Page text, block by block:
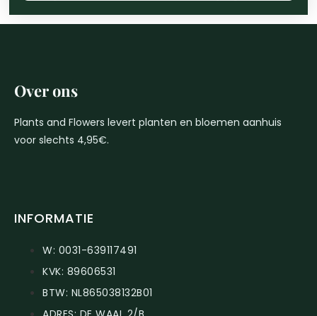
Over ons
Plants and Flowers levert planten en bloemen aanhuis
voor slechts 4,95€.
INFORMATIE
W: 0031-639117491
KVK: 89606531
BTW: NL865038132B01